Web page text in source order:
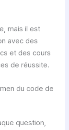
mais il est
avec des
et des cours
de réussite.
du code de
question,